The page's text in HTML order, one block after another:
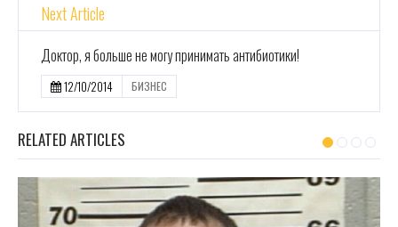
Next Article
Доктор, я больше не могу принимать антибиотики!
12/10/2014 БИЗНЕС
RELATED ARTICLES